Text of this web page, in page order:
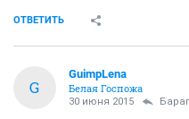
ОТВЕТИТЬ
G
GuimpLena
Белая Госпожа
30 июня 2015